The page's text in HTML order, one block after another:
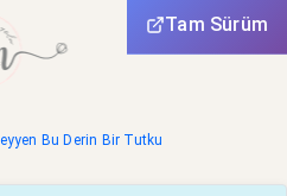
Tam Sürüm
Bu Derin Bir Tutku